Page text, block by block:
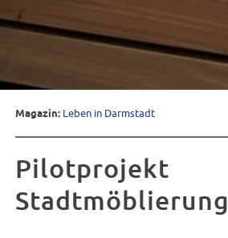
Magazin: Leben in Darmstadt
Pilotprojekt
Stadtmöblierung